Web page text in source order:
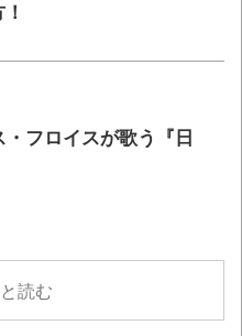
・フロイスが歌う『日
読む